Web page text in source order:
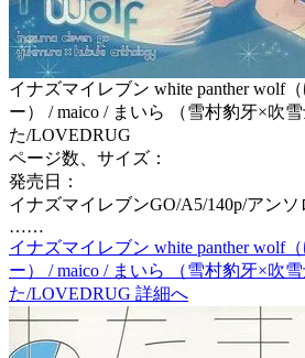
イナズマイレブン white panther wolf
ー） / maico / まいら （雪村豹牙×吹
た/LOVEDRUG
ページ数、サイズ：
発売日：
イナズマイレブンGO/A5/140p/アンソ
……
イナズマイレブン white panther wolf
ー） / maico / まいら （雪村豹牙×吹
た/LOVEDRUG 詳細へ